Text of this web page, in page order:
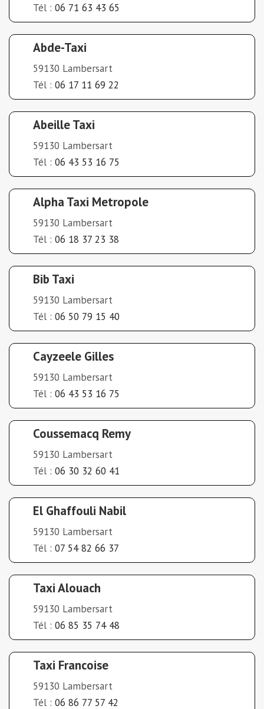
Tél : 06 71 63 43 65
Abde-Taxi
59130 Lambersart
Tél : 06 17 11 69 22
Abeille Taxi
59130 Lambersart
Tél : 06 43 53 16 75
Alpha Taxi Metropole
59130 Lambersart
Tél : 06 18 37 23 38
Bib Taxi
59130 Lambersart
Tél : 06 50 79 15 40
Cayzeele Gilles
59130 Lambersart
Tél : 06 43 53 16 75
Coussemacq Remy
59130 Lambersart
Tél : 06 30 32 60 41
El Ghaffouli Nabil
59130 Lambersart
Tél : 07 54 82 66 37
Taxi Alouach
59130 Lambersart
Tél : 06 85 35 74 48
Taxi Francoise
59130 Lambersart
Tél : 06 86 77 57 42